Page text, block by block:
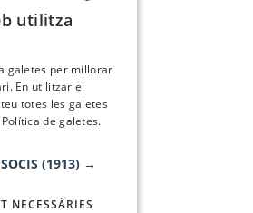
utilitza
galetes per millorar
En utilitzar el
totes les galetes
de galetes.
(1913) →
NECESSÀRIES